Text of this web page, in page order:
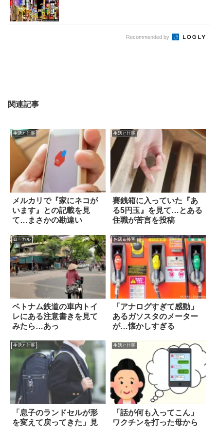
Recommended by
関連記事
生活と仕事
メルカリで『家にネコが
います』との記載を見
て…まさかの勘違い
生活と仕事
賽銭箱に入っていた『あ
る5円玉』を見て…とある
住職が苦言を投稿
ローカル
ベトナム鉄道の車内トイ
レにある注意書きを見て
みたら…あっ
お店＆接客
「アナログすぎて感動」
あるガソスタのメーター
が…懐かしすぎる
生活と仕事
「息子のランドセルが形
を変えて戻ってきた」見
生活と仕事
「話が何も入ってこん」
ワクチンを打った母から